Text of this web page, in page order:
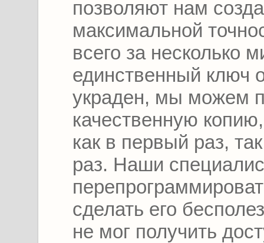
позволяют нам
максимальной
всего за несколько
единственный ключ
украден, мы можем
качественную
как в первый раз,
раз. Наши
сделать его
не мог получить